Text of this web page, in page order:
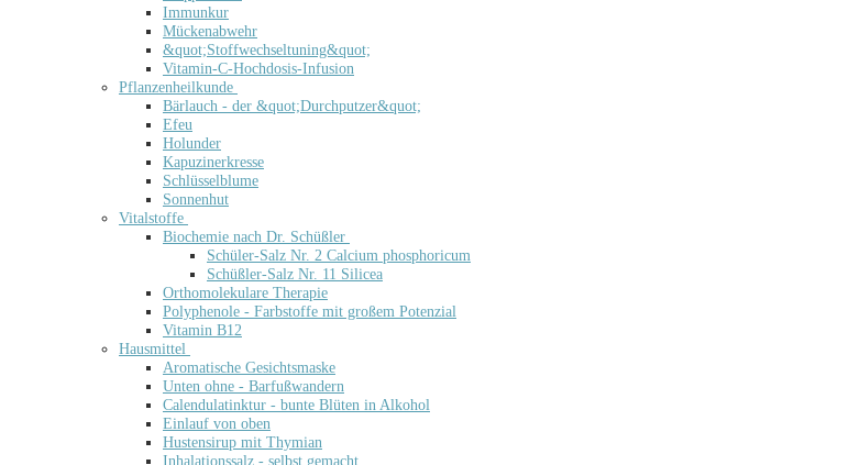
Immunkur
Mückenabwehr
&quot;Stoffwechseltuning&quot;
Vitamin-C-Hochdosis-Infusion
Pflanzenheilkunde
Bärlauch - der &quot;Durchputzer&quot;
Efeu
Holunder
Kapuzinerkresse
Schlüsselblume
Sonnenhut
Vitalstoffe
Biochemie nach Dr. Schüßler
Schüler-Salz Nr. 2 Calcium phosphoricum
Schüßler-Salz Nr. 11 Silicea
Orthomolekulare Therapie
Polyphenole - Farbstoffe mit großem Potenzial
Vitamin B12
Hausmittel
Aromatische Gesichtsmaske
Unten ohne - Barfußwandern
Calendulatinktur - bunte Blüten in Alkohol
Einlauf von oben
Hustensirup mit Thymian
Inhalationssalz - selbst gemacht